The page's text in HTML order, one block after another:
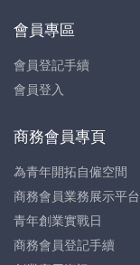
會員專區
會員登記手續
會員登入
商務會員專頁
為青年開拓自僱空間
商務會員業務展示平台
青年創業實戰日
商務會員登記手續